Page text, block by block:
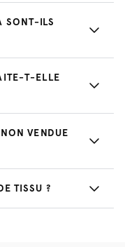
SONT-ILS
T-ELLE
VENDUE
TISSU ?